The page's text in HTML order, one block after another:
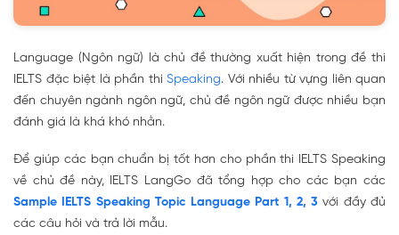
Language (Ngôn ngữ) là chủ đề thường xuất hiện trong đề thi
IELTS đặc biệt là phần thi Speaking. Với nhiều từ vựng liên quan
đến chuyên ngành ngôn ngữ, chủ đề ngôn ngữ được nhiều bạn
đánh giá là khá khó nhằn.
Để giúp các bạn chuẩn bị tốt hơn cho phần thi IELTS Speaking
về chủ đề này, IELTS LangGo đã tổng hợp cho các bạn các
Sample IELTS Speaking Topic Language Part 1, 2, 3 với đầy đủ
các câu hỏi và trả lời mẫu.